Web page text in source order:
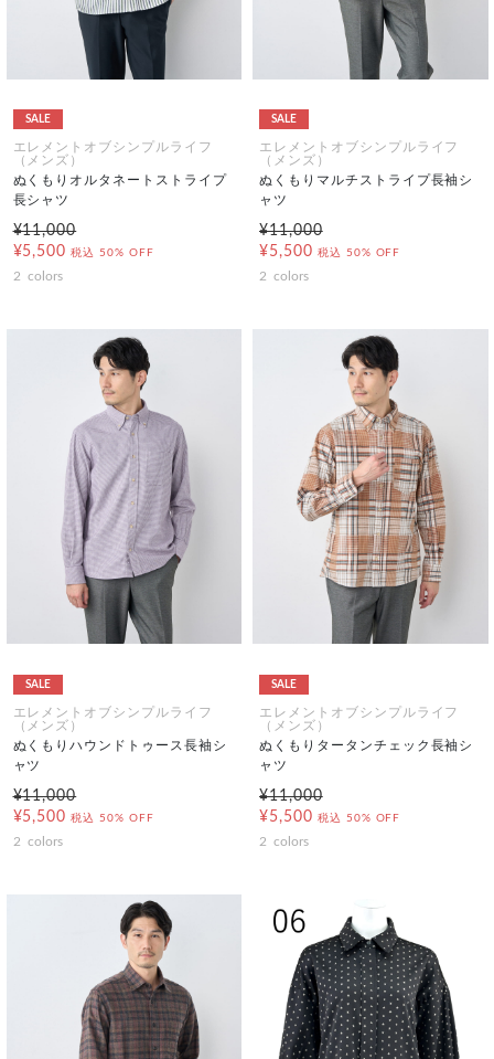
SALE
エレメントオブシンプルライフ
（メンズ）
ぬくもりオルタネートストライプ
長シャツ
¥11,000
¥5,500 税込 50% OFF
2 colors
SALE
エレメントオブシンプルライフ
（メンズ）
ぬくもりマルチストライプ長袖シ
ャツ
¥11,000
¥5,500 税込 50% OFF
2 colors
SALE
エレメントオブシンプルライフ
（メンズ）
ぬくもりハウンドトゥース長袖シ
ャツ
¥11,000
¥5,500 税込 50% OFF
2 colors
SALE
エレメントオブシンプルライフ
（メンズ）
ぬくもりタータンチェック長袖シ
ャツ
¥11,000
¥5,500 税込 50% OFF
2 colors